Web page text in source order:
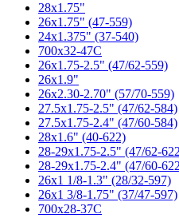
28x1.75"
26x1.75" (47-559)
24x1.375" (37-540)
700x32-47С
26x1.75-2.5" (47/62-559)
26x1.9"
26x2.30-2.70" (57/70-559)
27.5x1.75-2.5" (47/62-584)
27.5x1.75-2.4" (47/60-584)
28x1.6" (40-622)
28-29x1.75-2.5" (47/62-
28-29x1.75-2.4" (47/60-
26x1 1/8-1.3" (28/32-597)
26x1 3/8-1.75" (37/47-597)
700x28-37C